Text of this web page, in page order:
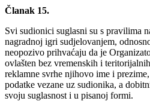
Članak 15.
Svi sudionici suglasni su s pravilima
nagradnoj igri sudjelovanjem,
neopozivo prihvaćaju da je
ovlašten bez vremenskih i
reklamne svrhe njihovo ime i
podatke vezane uz sudionika, a
svoju suglasnost i u pisanoj formi.